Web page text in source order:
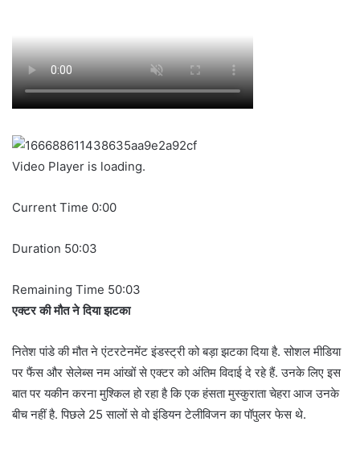
Video Player is loading.
Current Time 0:00
Duration 50:03
Remaining Time 50:03
एक्टर की मौत ने दिया झटका
नितेश पांडे की मौत ने एंटरटेनमेंट इंडस्ट्री को बड़ा झटका दिया है. सोशल मीडिया
पर फैंस और सेलेब्स नम आंखों से एक्टर को अंतिम विदाई दे रहे हैं. उनके लिए इस
बात पर यकीन करना मुश्किल हो रहा है कि एक हंसता मुस्कुराता चेहरा आज उनके
बीच नहीं है. पिछले 25 सालों से वो इंडियन टेलीविजन का पॉपुलर फेस थे.